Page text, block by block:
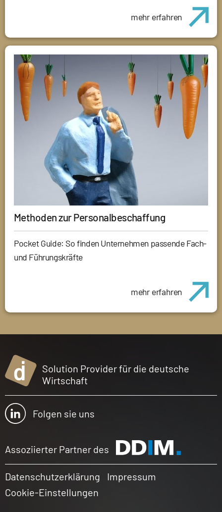
mehr erfahren
Methoden zur Personalbeschaffung
Pocket Guide: So finden Unternehmen passende Fach-
und Führungskräfte
mehr erfahren
Solution Provider für die deutsche
Wirtschaft
Folgen sie uns
Assoziierter Partner des
Datenschutzerklärung
Impressum
Cookie-Einstellungen